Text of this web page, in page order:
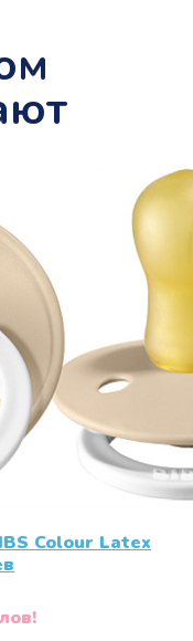
Colour Latex